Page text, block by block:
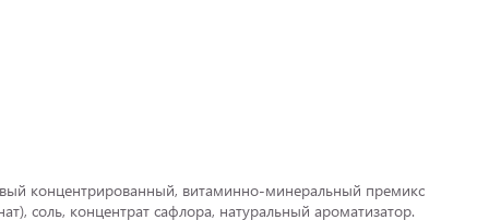
концентрированный, витаминно-минеральный премикс
соль, концентрат сафлора, натуральный ароматизатор.